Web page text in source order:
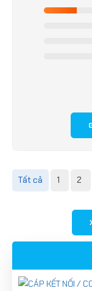
Tất cả 1 2